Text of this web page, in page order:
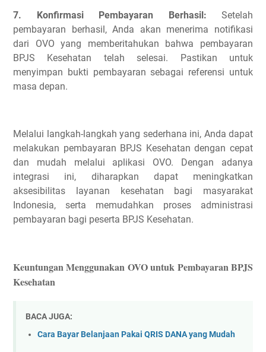
7. Konfirmasi Pembayaran Berhasil: Setelah
pembayaran berhasil, Anda akan menerima notifikasi
dari OVO yang memberitahukan bahwa pembayaran
BPJS Kesehatan telah selesai. Pastikan untuk
menyimpan bukti pembayaran sebagai referensi untuk
masa depan.
Melalui langkah-langkah yang sederhana ini, Anda dapat
melakukan pembayaran BPJS Kesehatan dengan cepat
dan mudah melalui aplikasi OVO. Dengan adanya
integrasi ini, diharapkan dapat meningkatkan
aksesibilitas layanan kesehatan bagi masyarakat
Indonesia, serta memudahkan proses administrasi
pembayaran bagi peserta BPJS Kesehatan.
Keuntungan Menggunakan OVO untuk Pembayaran BPJS
Kesehatan
BACA JUGA:
Cara Bayar Belanjaan Pakai QRIS DANA yang Mudah